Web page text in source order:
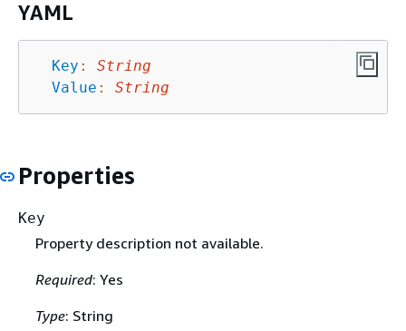
YAML
Key :
String
Value : String
Properties
Key
Property description not available.
Required: Yes
Type: String